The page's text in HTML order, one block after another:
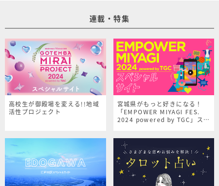
連載・特集
高校生が御殿場を変える!!地域
活性プロジェクト
宮城県がもっと好きになる！
「EMPOWER MIYAGI FES.
2024 powered by TGC」スペ